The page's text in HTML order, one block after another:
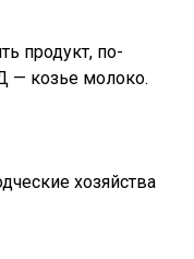
продукт, по-
— козье молоко.
хозяйства